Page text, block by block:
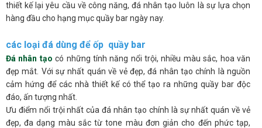
thiết kế lại yêu cầu về công năng, đá nhân tạo luôn là sự lựa chọn
hàng đầu cho hạng mục quầy bar ngày nay.
các loại đá dùng để ốp quầy bar
Đá nhân tạo có những tính năng nổi trội, nhiều màu sắc, hoa văn
đẹp mắt. Với sự nhất quán về vẻ đẹp, đá nhân tạo chính là nguồn
cảm hứng để các nhà thiết kế có thể tạo ra những quầy bar độc
đáo, ấn tượng nhất.
Ưu điểm nổi trội nhất của đá nhân tạo chính là sự nhất quán về vẻ
đẹp, đa dạng màu sắc từ tone màu đơn giản cho đến phức tạp,